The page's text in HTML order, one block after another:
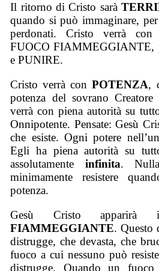
Il ritorno di Cristo sarà
quando si può immaginare,
perdonati. Cristo verrà
FUOCO FIAMMEGGIANTE,
e PUNIRE.
Cristo verrà conPOTENZA,
potenza del sovrano
verrà con piena autorità su
Onnipotente. Pensate: Gesù
che esiste. Ogni potere
Egli ha piena autorità su
assolutamente infinita.
minimamente resistere
potenza.
Gesù Cristo
FIAMMEGGIANTE. Questo
distrugge, che devasta, che
fuoco a cui nessuno può
distrugge. Quando un fuoco